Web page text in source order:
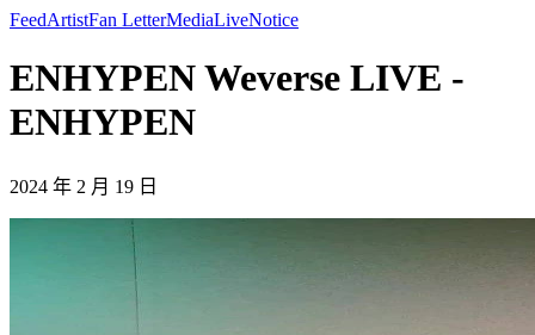
FeedArtistFan LetterMediaLiveNotice
ENHYPEN Weverse LIVE -
ENHYPEN
2024 年 2 月 19 日